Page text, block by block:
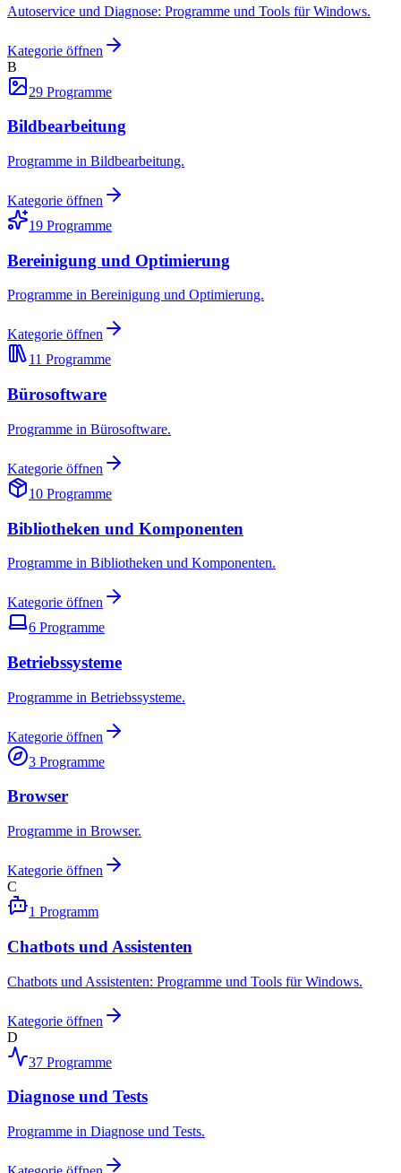
Autoservice und Diagnose: Programme und Tools für Windows.
Kategorie öffnen
B
29 Programme
Bildbearbeitung
Programme in Bildbearbeitung.
Kategorie öffnen
19 Programme
Bereinigung und Optimierung
Programme in Bereinigung und Optimierung.
Kategorie öffnen
11 Programme
Bürosoftware
Programme in Bürosoftware.
Kategorie öffnen
10 Programme
Bibliotheken und Komponenten
Programme in Bibliotheken und Komponenten.
Kategorie öffnen
6 Programme
Betriebssysteme
Programme in Betriebssysteme.
Kategorie öffnen
3 Programme
Browser
Programme in Browser.
Kategorie öffnen
C
1 Programm
Chatbots und Assistenten
Chatbots und Assistenten: Programme und Tools für Windows.
Kategorie öffnen
D
37 Programme
Diagnose und Tests
Programme in Diagnose und Tests.